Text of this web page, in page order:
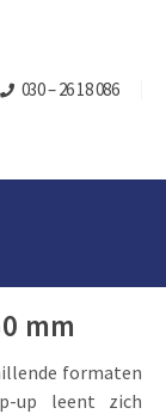
030 – 26 18 086
mm
formaten
up leent zich